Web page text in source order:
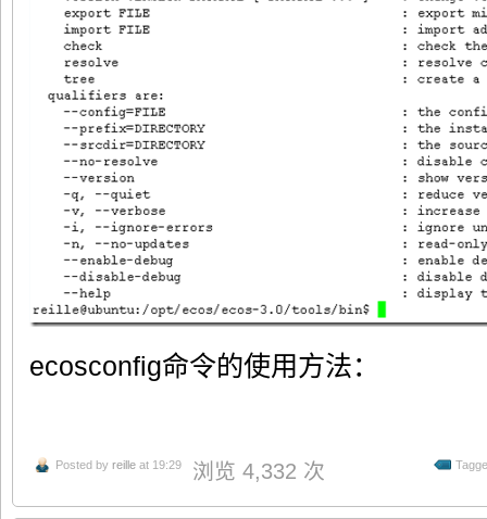
ecosconfig命令的使用方法：
Posted by reille at 19:29 浏览 4,332 次